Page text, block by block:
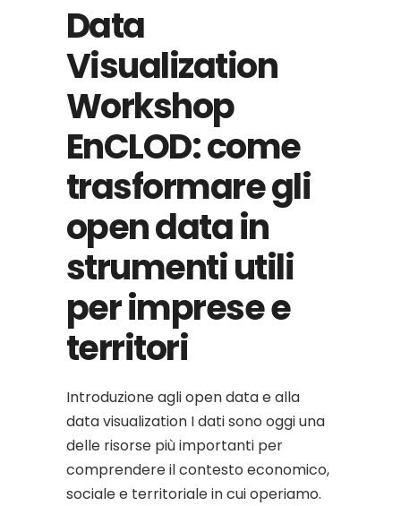
Data
Visualization
Workshop
EnCLOD: come
trasformare gli
open data in
strumenti utili
per imprese e
territori
Introduzione agli open data e alla
data visualization I dati sono oggi una
delle risorse più importanti per
comprendere il contesto economico,
sociale e territoriale in cui operiamo.